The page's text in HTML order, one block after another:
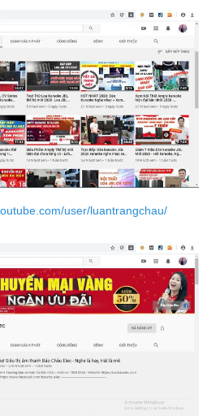
user/luantrangchau/